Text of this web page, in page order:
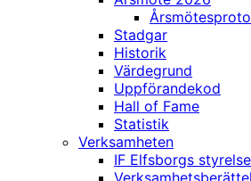
Stadgar
Historik
Värdegrund
Uppförandekod
Hall of Fame
Statistik
Verksamheten
IF Elfsborgs styrelse